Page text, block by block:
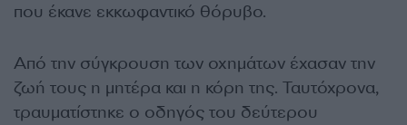
που έκανε εκκωφαντικό θόρυβο.
Από την σύγκρουση των οχημάτων έχασαν την
ζωή τους η μητέρα και η κόρη της. Ταυτόχρονα,
τραυματίστηκε ο οδηγός του δεύτερου